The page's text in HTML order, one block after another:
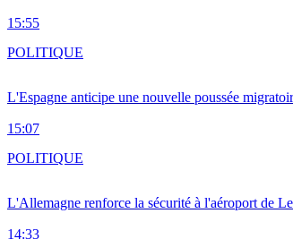
15:55
L'Espagne anticipe une nouvelle poussée
15:07
POLITIQUE
L'Allemagne renforce la sécurité à l'aéroport de
14:33
POLITIQUE